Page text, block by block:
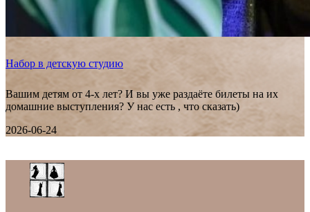
Набор в детскую студию
Вашим детям от 4-х лет? И вы уже раздаёте билеты на их
домашние выступления? У нас есть , что сказать)
2026-06-24